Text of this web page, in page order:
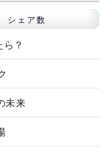
シェア数
？
未来